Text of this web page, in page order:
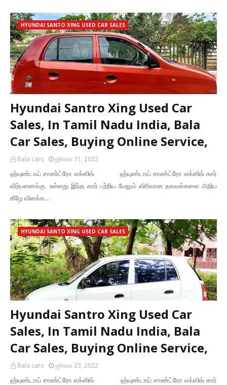
HYUNDAI SANTO XING USED CAR SALES
Hyundai Santro Xing Used Car
Sales, In Tamil Nadu India, Bala
Car Sales, Buying Online Service,
Bala cars ஜூலை 31, 2022
ஹ்யுண்டாய் சாண்ட்ரோ எக்ஸிங் ஹ்யுண்டாய் சாண்ட்ரோ எக்ஸிங் கார்
விற்பனைக்கு உள்ளது இந்த கார் பற்றிய மேலும் விரிவான தகவல்களை அறிய
கீழே விளக்க…
HYUNDAI SANTO XING USED CAR SALES
Hyundai Santro Xing Used Car
Sales, In Tamil Nadu India, Bala
Car Sales, Buying Online Service,
Bala cars ஜூலை 23, 2022
ஹ்யுண்டாய் சாண்ட்ரோ எக்ஸிங் ஹ்யுண்டாய் சாண்ட்ரோ எக்ஸிங் கார்